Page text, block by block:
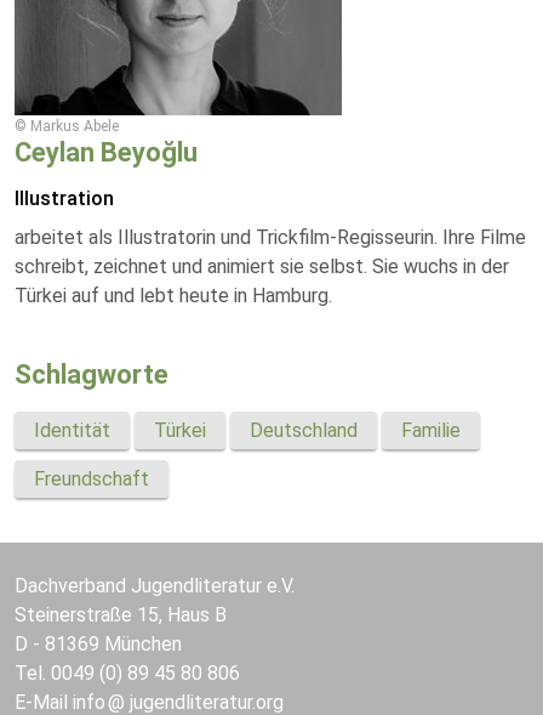
© Markus Abele
Ceylan Beyoğlu
Illustration
arbeitet als Illustratorin und Trickfilm-Regisseurin. Ihre Filme
schreibt, zeichnet und animiert sie selbst. Sie wuchs in der
Türkei auf und lebt heute in Hamburg.
Schlagworte
Identität Türkei Deutschland Familie
Freundschaft
Dachverband Jugendliteratur e.V.
Steinerstraße 15, Haus B
D - 81369 München
Tel. 0049 (0) 89 45 80 806
E-Mail info jugendliteratur.org